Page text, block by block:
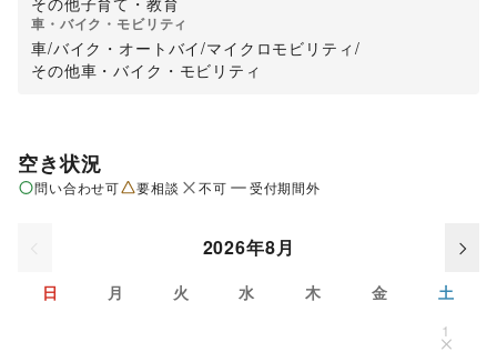
車・バイク・モビリティ
車/バイク・オートバイ/マイクロモビリティ /
その他車・バイク・モビリティ
空き状況
問い合わせ可 要相談 不可 受付期間外
2026年8月
日 月 火 水 木 金 土
1